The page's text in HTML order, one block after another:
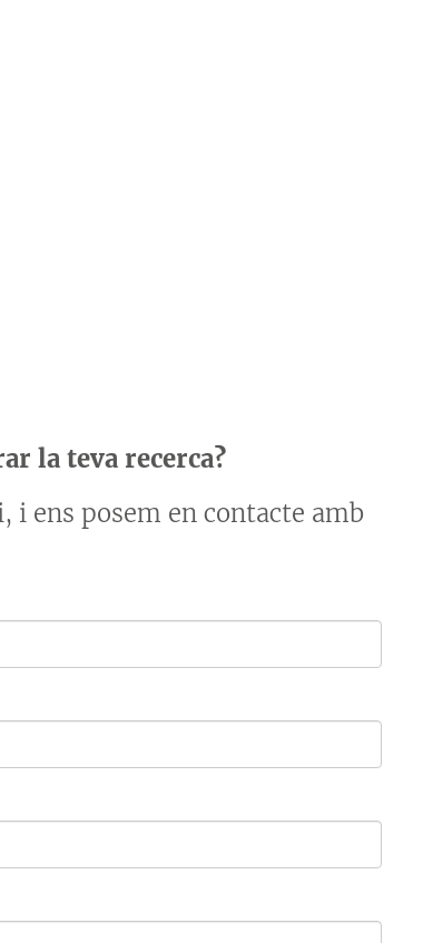
la teva recerca?
ens posem en contacte amb